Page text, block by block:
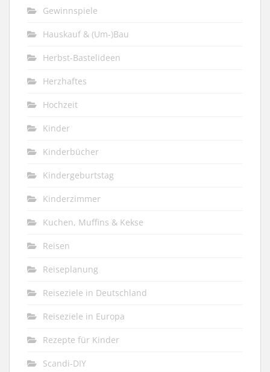
Gewinnspiele
Hauskauf & (Um-)Bau
Herbst-Bastelideen
Herzhaftes
Hochzeit
Kinder
Kinderbücher
Kindergeburtstag
Kinderzimmer
Kuchen, Muffins & Kekse
Reisen
Reiseplanung
Reiseziele in Deutschland
Reiseziele in Europa
Rezepte für Kinder
Scandi-DIY